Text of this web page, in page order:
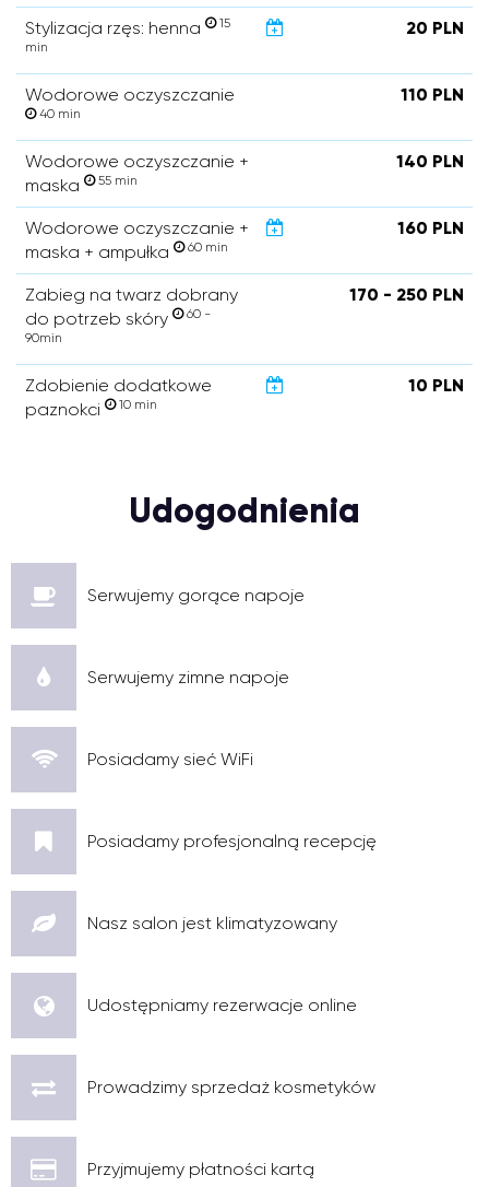
Stylizacja rzęs: henna
15
min
20 PLN
Wodorowe oczyszczanie
40 min
110 PLN
Wodorowe oczyszczanie +
maska
55 min
140 PLN
Wodorowe oczyszczanie +
maska + ampułka
60 min
160 PLN
Zabieg na twarz dobrany
do potrzeb skóry
60 -
90min
170 - 250 PLN
Zdobienie dodatkowe
paznokci
10 min
10 PLN
Udogodnienia
Serwujemy gorące napoje
Serwujemy zimne napoje
Posiadamy sieć WiFi
Posiadamy profesjonalną recepcję
Nasz salon jest klimatyzowany
Udostępniamy rezerwacje online
Prowadzimy sprzedaż kosmetyków
Przyjmujemy płatności kartą